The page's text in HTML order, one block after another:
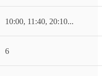
10:00, 11:40, 20:10...
6